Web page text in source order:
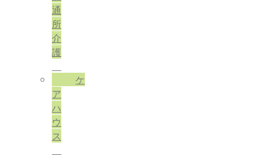
通
所
介
護
ケ
ア
ハ
ウ
ス